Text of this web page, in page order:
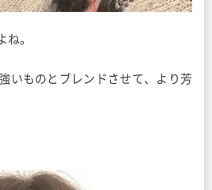
ね。
いものとブレンドさせて、より芳